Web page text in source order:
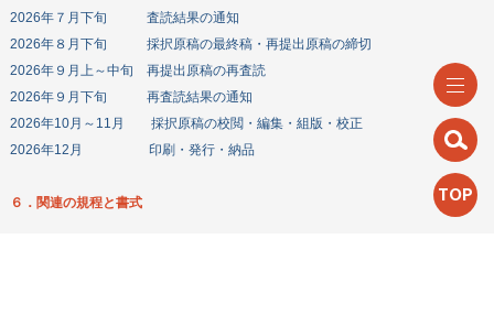
2026年７月下旬 査読結果の通知
2026年８月下旬 採択原稿の最終稿・再提出原稿の締切
2026年９月上～中旬 再提出原稿の再査読
2026年９月下旬 再査読結果の通知
2026年10月～11月 採択原稿の校閲・編集・組版・校正
2026年12月 印刷・発行・納品
６．関連の規程と書式 TOP